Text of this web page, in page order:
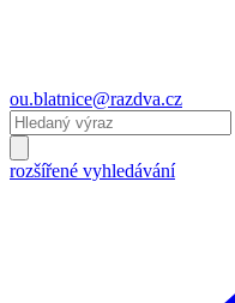
ou.blatnice@razdva.cz
rozšířené vyhledávání